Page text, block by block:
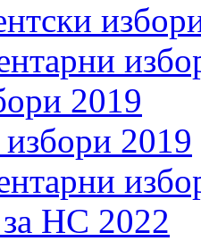
2019
2019
НС 2022